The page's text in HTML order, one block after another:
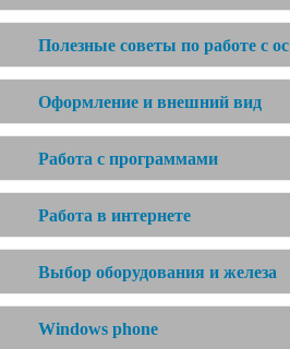
Полезные советы по работе с ос
Оформление и внешний вид
Работа с программами
Работа в интернете
Выбор оборудования и железа
Windows phone